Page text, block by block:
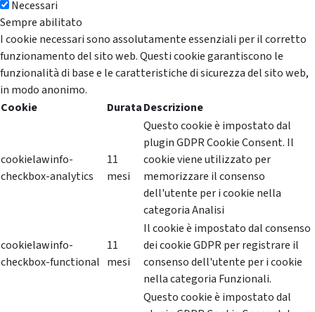
Necessari
Sempre abilitato
I cookie necessari sono assolutamente essenziali per il corretto
funzionamento del sito web. Questi cookie garantiscono le
funzionalità di base e le caratteristiche di sicurezza del sito web,
in modo anonimo.
Cookie
DurataDescrizione
cookielawinfo-
checkbox-analytics
11
mesi
Questo cookie è impostato dal
plugin GDPR Cookie Consent. Il
cookie viene utilizzato per
memorizzare il consenso
dell'utente per i cookie nella
categoria Analisi
cookielawinfo-
checkbox-functional
11
mesi
Il cookie è impostato dal consenso
dei cookie GDPR per registrare il
consenso dell'utente per i cookie
nella categoria Funzionali.
Questo cookie è impostato dal